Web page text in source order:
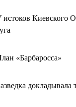
истоков Киевского
«Барбаросса»